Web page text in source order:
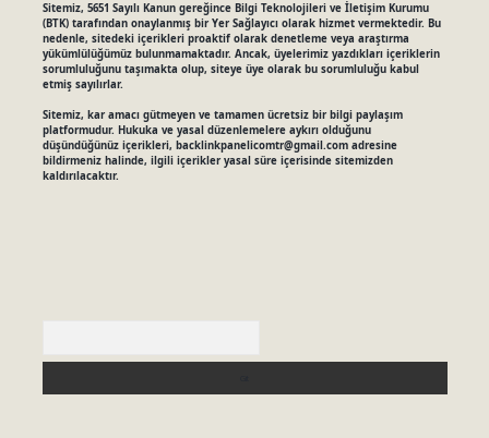
Sitemiz, 5651 Sayılı Kanun gereğince Bilgi Teknolojileri ve İletişim Kurumu
(BTK) tarafından onaylanmış bir Yer Sağlayıcı olarak hizmet vermektedir. Bu
nedenle, sitedeki içerikleri proaktif olarak denetleme veya araştırma
yükümlülüğümüz bulunmamaktadır. Ancak, üyelerimiz yazdıkları içeriklerin
sorumluluğunu taşımakta olup, siteye üye olarak bu sorumluluğu kabul
etmiş sayılırlar.
Sitemiz, kar amacı gütmeyen ve tamamen ücretsiz bir bilgi paylaşım
platformudur. Hukuka ve yasal düzenlemelere aykırı olduğunu
düşündüğünüz içerikleri, backlinkpanelicomtr@gmail.comadresine
bildirmeniz halinde, ilgili içerikler yasal süre içerisinde sitemizden
kaldırılacaktır.